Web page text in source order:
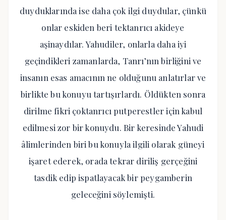
duyduklarında ise daha çok ilgi duydular, çünkü
onlar eskiden beri tektanrıcı akideye
aşinaydılar. Yahudiler, onlarla daha iyi
geçindikleri zamanlarda, Tanrı’nın birliğini ve
insanın esas amacının ne olduğunu anlatırlar ve
birlikte bu konuyu tartışırlardı. Öldükten sonra
dirilme fikri çoktanrıcı putperestler için kabul
edilmesi zor bir konuydu. Bir keresinde Yahudi
âlimlerinden biri bu konuyla ilgili olarak güneyi
işaret ederek, orada tekrar diriliş gerçeğini
tasdik edip ispatlayacak bir peygamberin
geleceğini söylemişti.